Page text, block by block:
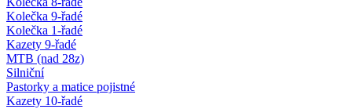
Kolečka 9-řadé
Kolečka 1-řadé
Kazety 9-řadé
MTB (nad 28z)
Silniční
Pastorky a matice pojistné
Kazety 10-řadé